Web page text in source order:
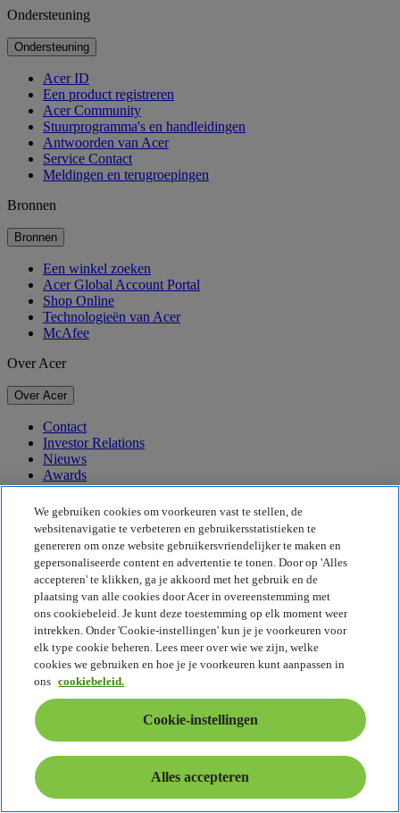
Ondersteuning
Ondersteuning
Acer ID
Een product registreren
Acer Community
Stuurprogramma's en handleidingen
Antwoorden van Acer
Service Contact
Meldingen en terugroepingen
Bronnen
Bronnen
Een winkel zoeken
Acer Global Account Portal
Shop Online
Technologieën van Acer
McAfee
Over Acer
Over Acer
Contact
Investor Relations
Nieuws
Awards
Evenementen
Duurzaamheid
Duurzaamheid
Maatschappelijk verantwoord ondernemen
De CO2-voetafdruk van het product
Project Humanity
Earthion
Privacybeleid
Cookiebeleid
Juridische informatie
Aanvullende juridische informatie
Toegankelijkheidsbeleid
Cookie-instellingen
België - Nederlands
© 2026 Acer Inc.
We gebruiken cookies om voorkeuren vast te stellen, de
websitenavigatie te verbeteren en gebruikersstatistieken te
genereren om onze website gebruikersvriendelijker te maken en
gepersonaliseerde content en advertentie te tonen. Door op 'Alles
accepteren' te klikken, ga je akkoord met het gebruik en de
plaatsing van alle cookies door Acer in overeenstemming met
ons cookiebeleid. Je kunt deze toestemming op elk moment weer
intrekken. Onder 'Cookie-instellingen' kun je je voorkeuren voor
elk type cookie beheren. Lees meer over wie we zijn, welke
cookies we gebruiken en hoe je je voorkeuren kunt aanpassen in
ons cookiebeleid.
Cookie-instellingen
Alles accepteren